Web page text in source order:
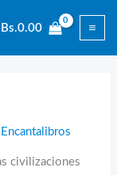
Bs.0.00
Encantalibros
civilizaciones